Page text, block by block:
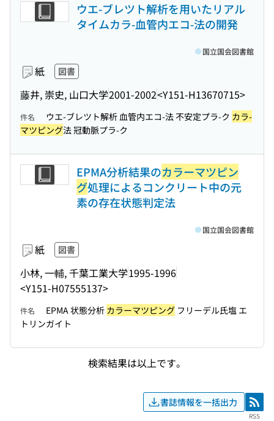
ウエ-ブレツト解析を用いたリアル
タイムカラ-血管内エコ-法の開発
紙 図書
藤井, 崇史, 山口大学2001-2002<Y151-H13670715>
国立国会図書館
件名 ウエ-ブレツト解析 血管内エコ-法 不安定プラ-ク カラ-
マツピング法 冠動脈プラ-ク
EPMA分析結果のカラーマツピン
グ処理によるコンクリート中の元
素の存在状態判定法
紙 図書
小林, 一輔, 千葉工業大学1995-1996
<Y151-H07555137>
国立国会図書館
件名 EPMA 状態分析 カラーマツピング フリーデル氏塩 エ
トリンガイト
検索結果は以上です。
書誌情報を一括出力 RSS
RSS